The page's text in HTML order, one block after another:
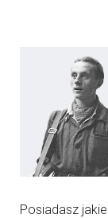
Posiadasz